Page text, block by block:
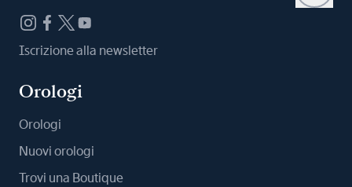
Iscrizione alla newsletter
Orologi
Orologi
Nuovi orologi
Trovi una Boutique